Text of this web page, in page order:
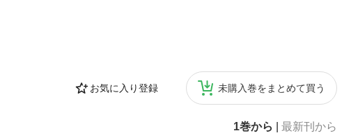
お気に入り登録 未購入巻をまとめて買う
1巻から 最新刊から